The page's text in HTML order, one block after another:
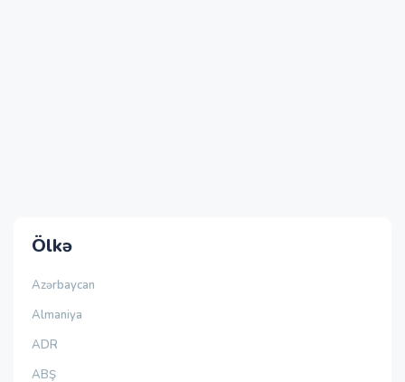
Ölkə
Azərbaycan
Almaniya
ADR
ABŞ